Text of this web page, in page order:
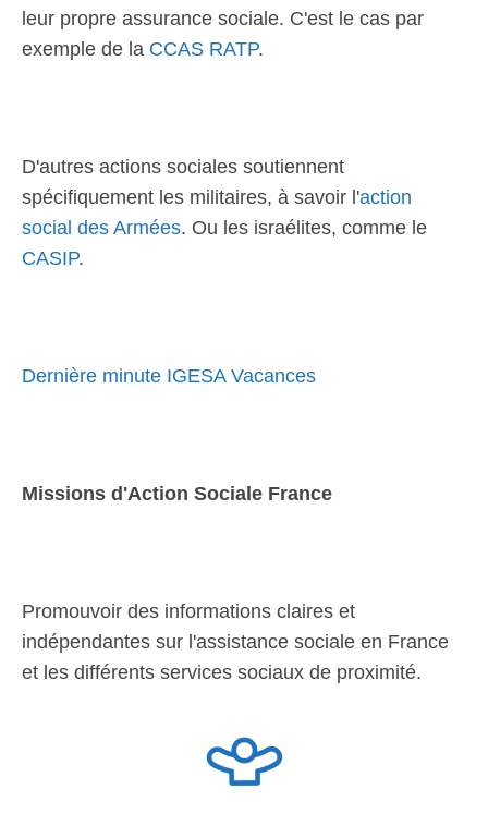
leur propre assurance sociale. C'est le cas par
exemple de la CCAS RATP.
D'autres actions sociales soutiennent
spécifiquement les militaires, à savoir l'action
social des Armées. Ou les israélites, comme le
CASIP.
Dernière minute IGESA Vacances
Missions d'Action Sociale France
Promouvoir des informations claires et
indépendantes sur l'assistance sociale en France
et les différents services sociaux de proximité.